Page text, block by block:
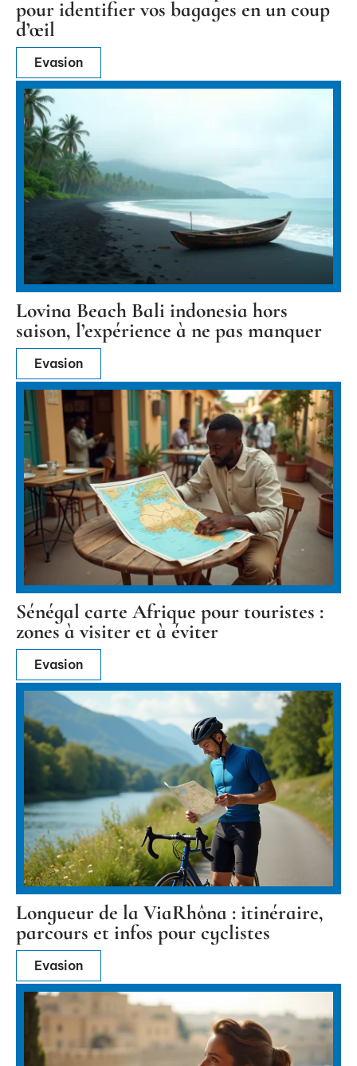
pour identifier vos bagages en un coup
d’œil
Evasion
Lovina Beach Bali indonesia hors
saison, l’expérience à ne pas manquer
Evasion
Sénégal carte Afrique pour touristes :
zones à visiter et à éviter
Evasion
Longueur de la ViaRhôna : itinéraire,
parcours et infos pour cyclistes
Evasion